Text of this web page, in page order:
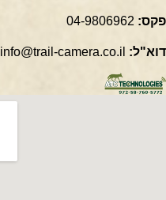
פקס: 04-9806962
דוא"ל: info@trail-camera.co.il